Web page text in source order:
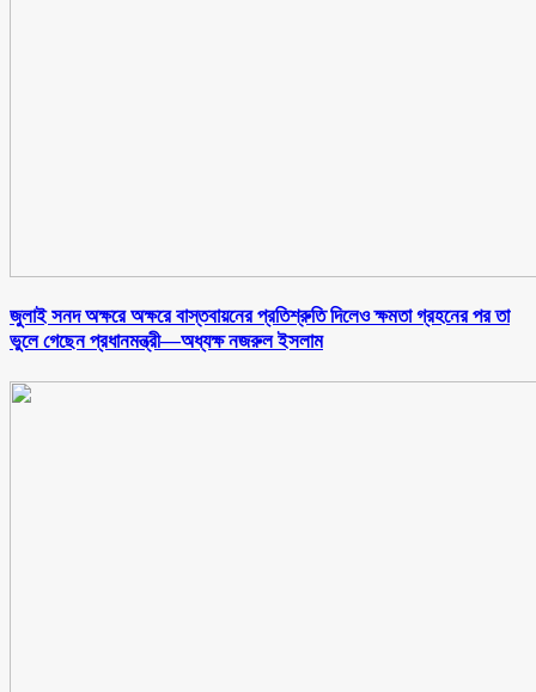
জুলাই সনদ অক্ষরে অক্ষরে বাস্তবায়নের প্রতিশ্রুতি দিলেও ক্ষমতা গ্রহনের পর তা
ভুলে গেছেন প্রধানমন্ত্রী—অধ্যক্ষ নজরুল ইসলাম